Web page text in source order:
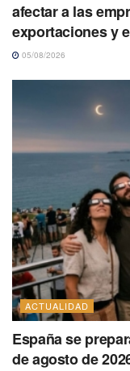
afectar a las
exportaciones y
05/08/2026
ACTUALIDAD
España se
de agosto de